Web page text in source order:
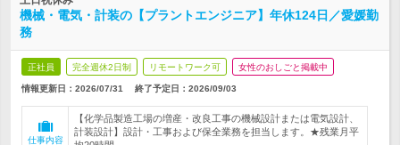
機械・電気・計装の【プラントエンジニア】年休124日／愛媛勤
務
正社員 完全週休2日制 リモートワーク可 女性のおしごと掲載中
情報更新日：2026/07/31 終了予定日： 2026/09/03
仕事内容
【化学品製造工場の増産・改良工事の機械設計または電気設計、
計装設計】設計・工事および保全業務を担当します。★残業月平